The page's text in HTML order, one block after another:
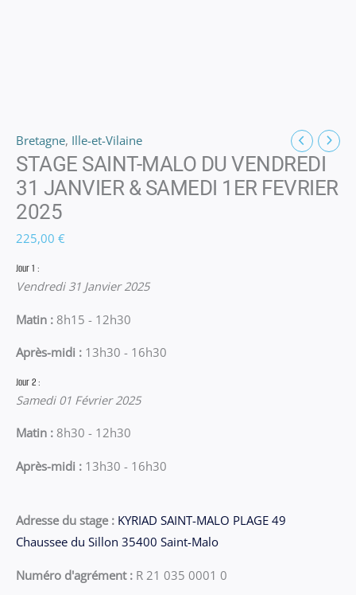
Bretagne, Ille-et-Vilaine
STAGE SAINT-MALO DU VENDREDI
31 JANVIER & SAMEDI 1ER FEVRIER
2025
225,00 €
Jour 1 :
Vendredi 31 Janvier 2025
Matin : 8h15 - 12h30
Après-midi : 13h30 - 16h30
Jour 2 :
Samedi 01 Février 2025
Matin : 8h30 - 12h30
Après-midi : 13h30 - 16h30
Adresse du stage : KYRIAD SAINT-MALO PLAGE 49
Chaussee du Sillon 35400 Saint-Malo
Numéro d'agrément : R 21 035 0001 0